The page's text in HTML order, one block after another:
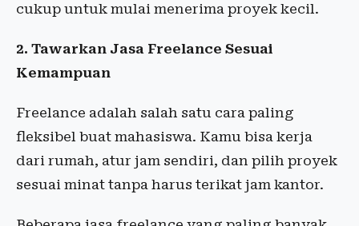
cukup untuk mulai menerima proyek kecil.
2. Tawarkan Jasa Freelance Sesuai
Kemampuan
Freelance adalah salah satu cara paling
fleksibel buat mahasiswa. Kamu bisa kerja
dari rumah, atur jam sendiri, dan pilih proyek
sesuai minat tanpa harus terikat jam kantor.